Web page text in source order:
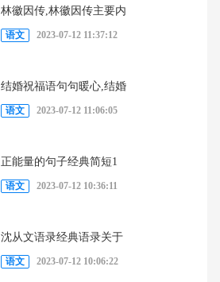
林徽因传,林徽因传主要内
语文 2023-07-12 11:37:12
结婚祝福语句句暖心,结婚
语文 2023-07-12 11:06:05
正能量的句子经典简短1
语文 2023-07-12 10:36:11
沈从文语录经典语录关于
语文 2023-07-12 10:06:22